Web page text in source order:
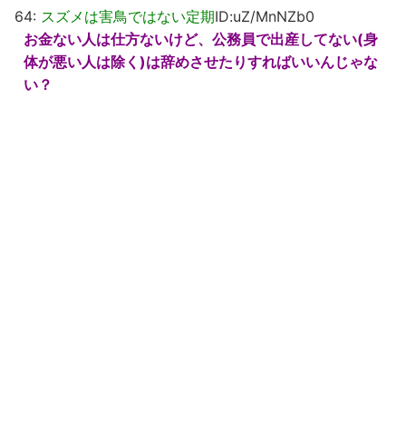
64: スズメは害鳥ではない定期ID:uZ/MnNZb0
お金ない人は仕方ないけど、公務員で出産してない(身
体が悪い人は除く)は辞めさせたりすればいいんじゃな
い？